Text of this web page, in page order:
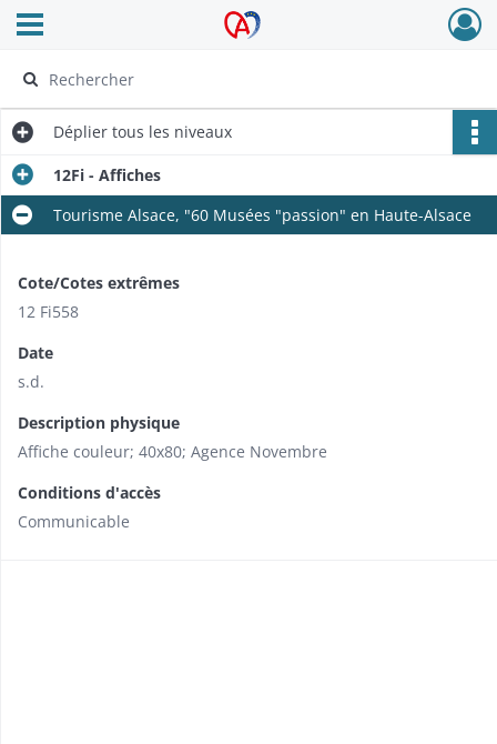
Archives Alsace - Colmar
Ouvrir le menu déroulant
Déplier tous les niveaux
12Fi - Affiches
Tourisme Alsace, "60 Musées "passion" en Haute-Alsace
Cote/Cotes extrêmes
12 Fi558
Date
s.d.
Description physique
Affiche couleur; 40x80; Agence Novembre
Conditions d'accès
Communicable